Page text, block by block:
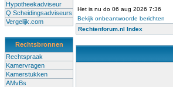
Hypotheekadviseur
Q Scheidingsadviseurs
Vergelijk.com
Rechtsbronnen
Rechtspraak
Kamervragen
Kamerstukken
AMvBs
Het is nu do 06 aug 2026 7:36
Bekijk onbeantwoorde berichten
Rechtenforum.nl Index